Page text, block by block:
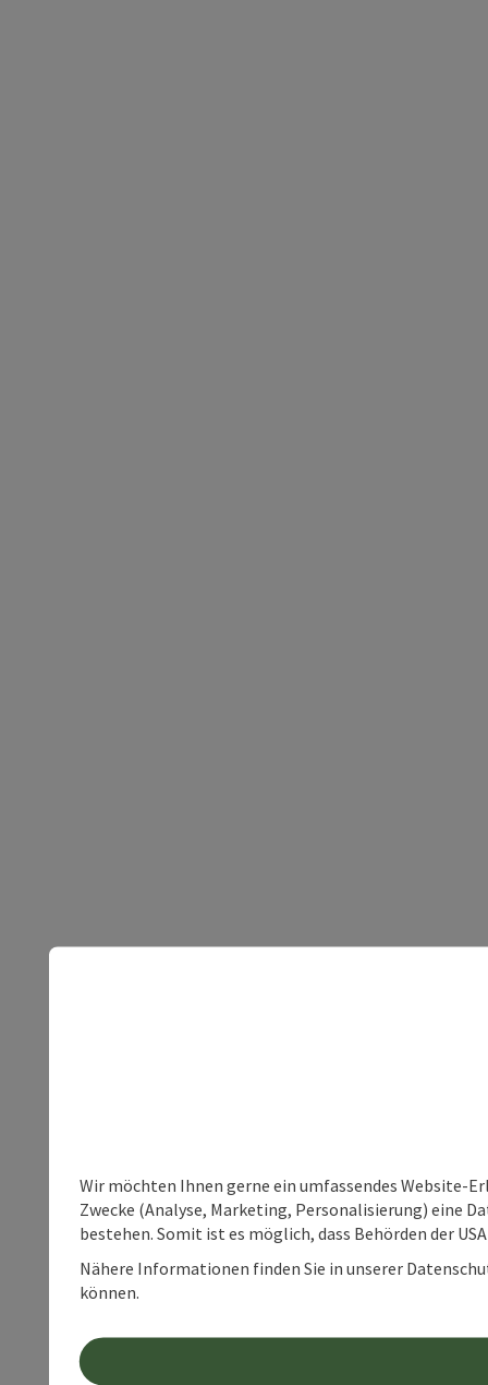
Wir möchten Ihnen gerne ein umfassendes Website-
Zwecke (Analyse, Marketing, Personalisierung) eine
bestehen. Somit ist es möglich, dass Behörden der
Nähere Informationen finden Sie in unserer
können.